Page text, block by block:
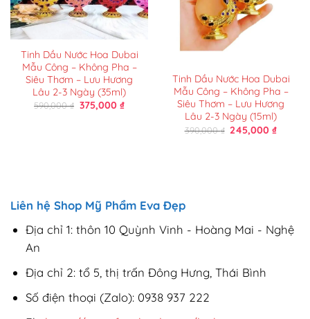
Tinh Dầu Nước Hoa Dubai
Mẫu Công – Không Pha –
Siêu Thơm – Lưu Hương
Lâu 2-3 Ngày (35ml)
590,000₫ Giá
375,000 ₫Giá
Tinh Dầu Nước Hoa Dubai
Mẫu Công – Không Pha –
Siêu Thơm – Lưu Hương
Lâu 2-3 Ngày (15ml)
390,000₫ Giá
245,000₫Giá
Liên hệ Shop Mỹ Phẩm Eva Đẹp
Địa chỉ 1: thôn 10 Quỳnh Vinh - Hoàng Mai - Nghệ
An
Địa chỉ 2: tổ 5, thị trấn Đông Hưng, Thái Bình
Số điện thoại (Zalo): 0938 937 222